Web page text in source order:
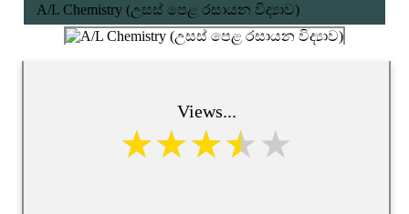
A/L Chemistry (උසස් පෙළ රසායන විද්‍යාව)
Views...